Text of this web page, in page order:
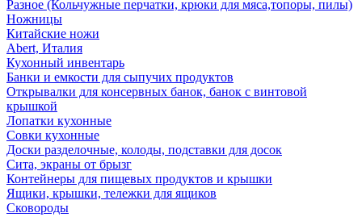
Разное (Кольчужные перчатки, крюки для мяса,топоры, пилы)
Ножницы
Китайские ножи
Abert, Италия
Кухонный инвентарь
Банки и емкости для сыпучих продуктов
Открывалки для консервных банок, банок с винтовой
крышкой
Лопатки кухонные
Совки кухонные
Доски разделочные, колоды, подставки для досок
Сита, экраны от брызг
Контейнеры для пищевых продуктов и крышки
Ящики, крышки, тележки для ящиков
Сковороды